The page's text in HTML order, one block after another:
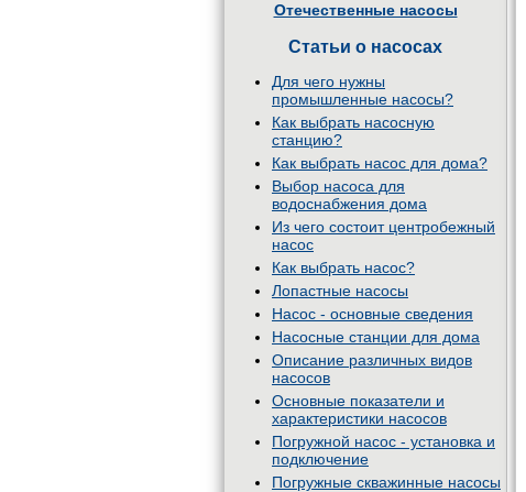
Отечественные насосы
Статьи о насосах
Для чего нужны
промышленные насосы?
Как выбрать насосную
станцию?
Как выбрать насос для дома?
Выбор насоса для
водоснабжения дома
Из чего состоит центробежный
насос
Как выбрать насос?
Лопастные насосы
Насос - основные сведения
Насосные станции для дома
Описание различных видов
насосов
Основные показатели и
характеристики насосов
Погружной насос - установка и
подключение
Погружные скважинные насосы